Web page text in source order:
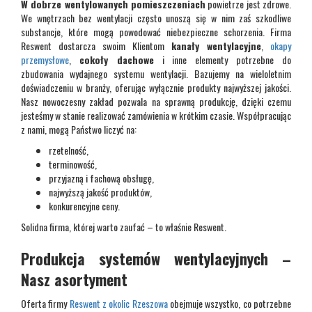
W dobrze wentylowanych pomieszczeniach powietrze jest zdrowe.
We wnętrzach bez wentylacji często unoszą się w nim zaś szkodliwe
substancje, które mogą powodować niebezpieczne schorzenia. Firma
Reswent dostarcza swoim Klientom kanały wentylacyjne
okapy
przemysłowe
cokoły dachowei inne elementy potrzebne do
zbudowania wydajnego systemu wentylacji. Bazujemy na wieloletnim
doświadczeniu w branży, oferując wyłącznie produkty najwyższej jakości.
Nasz nowoczesny zakład pozwala na sprawną produkcję, dzięki czemu
jesteśmy w stanie realizować zamówienia w krótkim czasie. Współpracując
z nami, mogą Państwo liczyć na:
rzetelność,
terminowość,
przyjazną i fachową obsługę,
najwyższą jakość produktów,
konkurencyjne ceny.
Solidna firma, której warto zaufać – to właśnie Reswent.
Produkcja systemów wentylacyjnych –
Nasz asortyment
Oferta firmyReswent z okolic Rzeszowaobejmuje wszystko, co potrzebne